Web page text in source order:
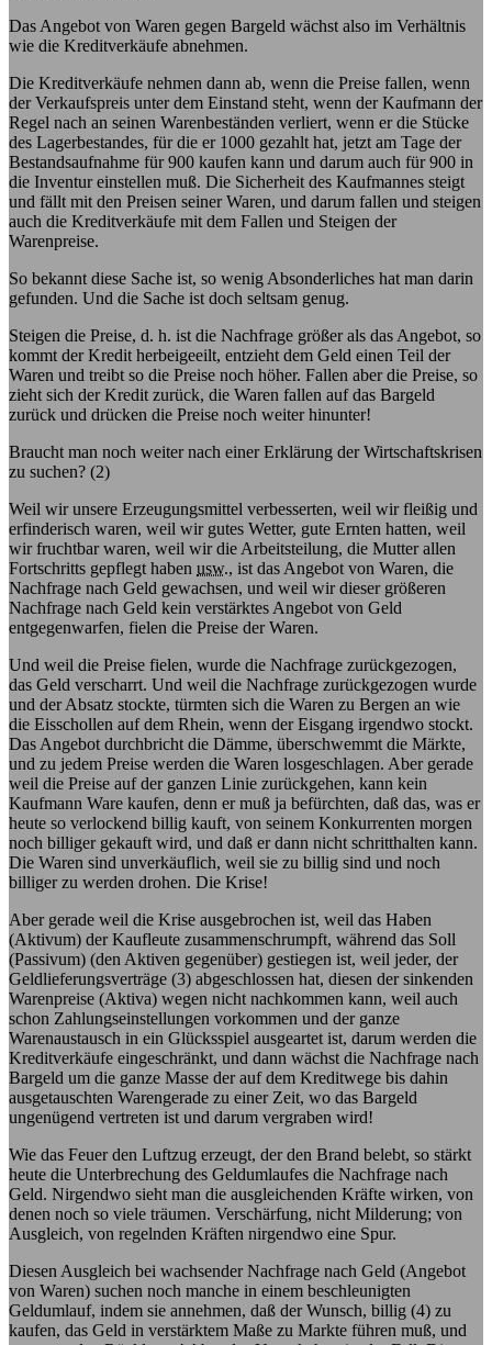
Das Angebot von Waren gegen Bargeld wächst also im Verhältnis
wie die Kreditverkäufe abnehmen.
Die Kreditverkäufe nehmen dann ab, wenn die Preise fallen, wenn
der Verkaufspreis unter dem Einstand steht, wenn der Kaufmann der
Regel nach an seinen Warenbeständen verliert, wenn er die Stücke
des Lagerbestandes, für die er 1000 gezahlt hat, jetzt am Tage der
Bestandsaufnahme für 900 kaufen kann und darum auch für 900 in
die Inventur einstellen muß. Die Sicherheit des Kaufmannes steigt
und fällt mit den Preisen seiner Waren, und darum fallen und steigen
auch die Kreditverkäufe mit dem Fallen und Steigen der
Warenpreise.
So bekannt diese Sache ist, so wenig Absonderliches hat man darin
gefunden. Und die Sache ist doch seltsam genug.
Steigen die Preise, d. h. ist die Nachfrage größer als das Angebot, so
kommt der Kredit herbeigeeilt, entzieht dem Geld einen Teil der
Waren und treibt so die Preise noch höher. Fallen aber die Preise, so
zieht sich der Kredit zurück, die Waren fallen auf das Bargeld
zurück und drücken die Preise noch weiter hinunter!
Braucht man noch weiter nach einer Erklärung der Wirtschaftskrisen
zu suchen? (2)
Weil wir unsere Erzeugungsmittel verbesserten, weil wir fleißig und
erfinderisch waren, weil wir gutes Wetter, gute Ernten hatten, weil
wir fruchtbar waren, weil wir die Arbeitsteilung, die Mutter allen
Fortschritts gepflegt haben usw., ist das Angebot von Waren, die
Nachfrage nach Geld gewachsen, und weil wir dieser größeren
Nachfrage nach Geld kein verstärktes Angebot von Geld
entgegenwarfen, fielen die Preise der Waren.
Und weil die Preise fielen, wurde die Nachfrage zurückgezogen,
das Geld verscharrt. Und weil die Nachfrage zurückgezogen wurde
und der Absatz stockte, türmten sich die Waren zu Bergen an wie
die Eisschollen auf dem Rhein, wenn der Eisgang irgendwo stockt.
Das Angebot durchbricht die Dämme, überschwemmt die Märkte,
und zu jedem Preise werden die Waren losgeschlagen. Aber gerade
weil die Preise auf der ganzen Linie zurückgehen, kann kein
Kaufmann Ware kaufen, denn er muß ja befürchten, daß das, was er
heute so verlockend billig kauft, von seinem Konkurrenten morgen
noch billiger gekauft wird, und daß er dann nicht schritthalten kann.
Die Waren sind unverkäuflich, weil sie zu billig sind und noch
billiger zu werden drohen. Die Krise!
Aber gerade weil die Krise ausgebrochen ist, weil das Haben
(Aktivum) der Kaufleute zusammenschrumpft, während das Soll
(Passivum) (den Aktiven gegenüber) gestiegen ist, weil jeder, der
Geldlieferungsverträge (3) abgeschlossen hat, diesen der sinkenden
Warenpreise (Aktiva) wegen nicht nachkommen kann, weil auch
schon Zahlungseinstellungen vorkommen und der ganze
Warenaustausch in ein Glücksspiel ausgeartet ist, darum werden die
Kreditverkäufe eingeschränkt, und dann wächst die Nachfrage nach
Bargeld um die ganze Masse der auf dem Kreditwege bis dahin
ausgetauschten Warengerade zu einer Zeit, wo das Bargeld
ungenügend vertreten ist und darum vergraben wird!
Wie das Feuer den Luftzug erzeugt, der den Brand belebt, so stärkt
heute die Unterbrechung des Geldumlaufes die Nachfrage nach
Geld. Nirgendwo sieht man die ausgleichenden Kräfte wirken, von
denen noch so viele träumen. Verschärfung, nicht Milderung; von
Ausgleich, von regelnden Kräften nirgendwo eine Spur.
Diesen Ausgleich bei wachsender Nachfrage nach Geld (Angebot
von Waren) suchen noch manche in einem beschleunigten
Geldumlauf, indem sie annehmen, daß der Wunsch, billig (4) zu
kaufen, das Geld in verstärktem Maße zu Markte führen muß, und